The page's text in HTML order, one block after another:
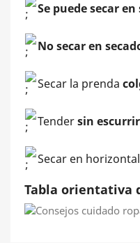
Se puede secar
No secar en
Secar la prenda
Tendersin escurrir
Secar en horizontal
Tabla orientativa